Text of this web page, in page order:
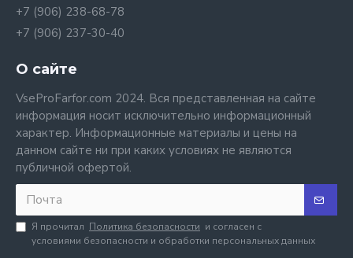
+7 (906) 238-68-78
+7 (906) 237-30-40
О сайте
VseProFarfor.com 2024. Вся представленная на сайте
информация носит исключительно информационный
характер. Информационные материалы и цены на
данном сайте ни при каких условиях не являются
публичной офертой.
Я прочитал Политика безопасности и согласен с
условиями безопасности и обработки персональных данных